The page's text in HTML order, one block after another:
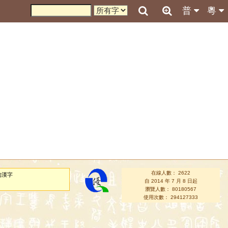
粵
普
漢字
在線人數： 2622
自 2014 年 7 月 8 日起
瀏覽人數： 80180567
使用次數： 294127333